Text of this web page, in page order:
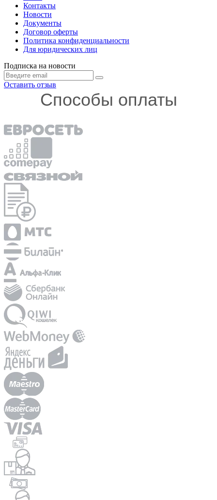
Контакты
Новости
Документы
Договор оферты
Политика конфиденциальности
Для юридических лиц
Подписка на новости
Оставить отзыв
Способы оплаты